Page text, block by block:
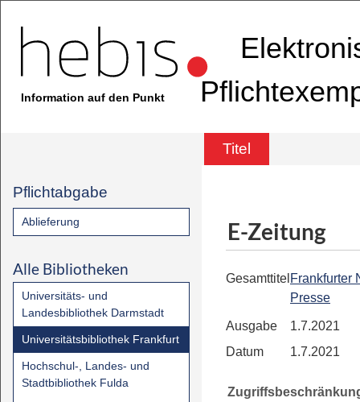
Information auf den Punkt
Titel
Pflichtabgabe
Ablieferung
Alle Bibliotheken
Universitäts- und
Landesbibliothek Darmstadt
Universitätsbibliothek Frankfurt
Hochschul-, Landes- und
Stadtbibliothek Fulda
E-Zeitung
Gesamttitel Frankfurter
Presse
Ausgabe
1.7.2021
Datum
1.7.2021